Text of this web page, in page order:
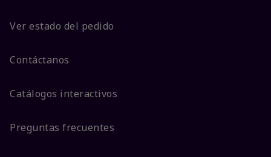
Ver estado del pedido
Contáctanos
Catálogos interactivos
Preguntas frecuentes